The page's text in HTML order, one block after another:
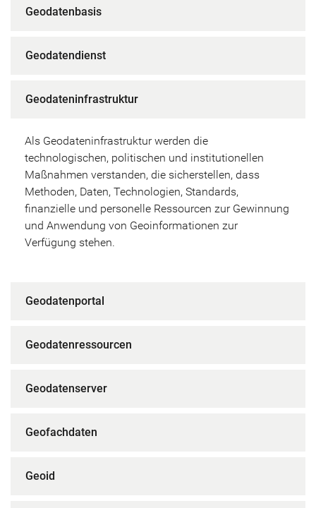
Geodatenbasis
Geodatendienst
Geodateninfrastruktur
Als Geodateninfrastruktur werden die
technologischen, politischen und institutionellen
Maßnahmen verstanden, die sicherstellen, dass
Methoden, Daten, Technologien, Standards,
finanzielle und personelle Ressourcen zur Gewinnung
und Anwendung von Geoinformationen zur
Verfügung stehen.
Geodatenportal
Geodatenressourcen
Geodatenserver
Geofachdaten
Geoid